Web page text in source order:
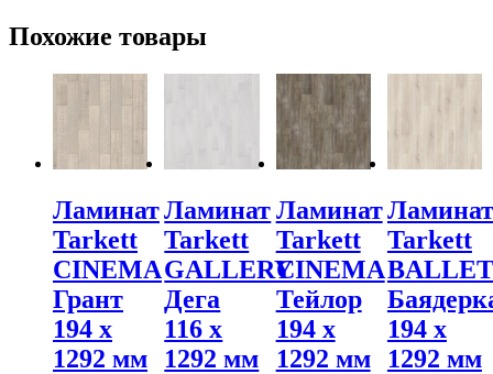
Похожие товары
Ламинат
Tarkett
CINEMA
Грант
194 x
1292 мм
Ламинат
Tarkett
GALLERY
Дега
116 x
1292 мм
Ламинат
Tarkett
CINEMA
Тейлор
194 x
1292 мм
Ламинат
Tarkett
BALLET
194 x
1292 мм